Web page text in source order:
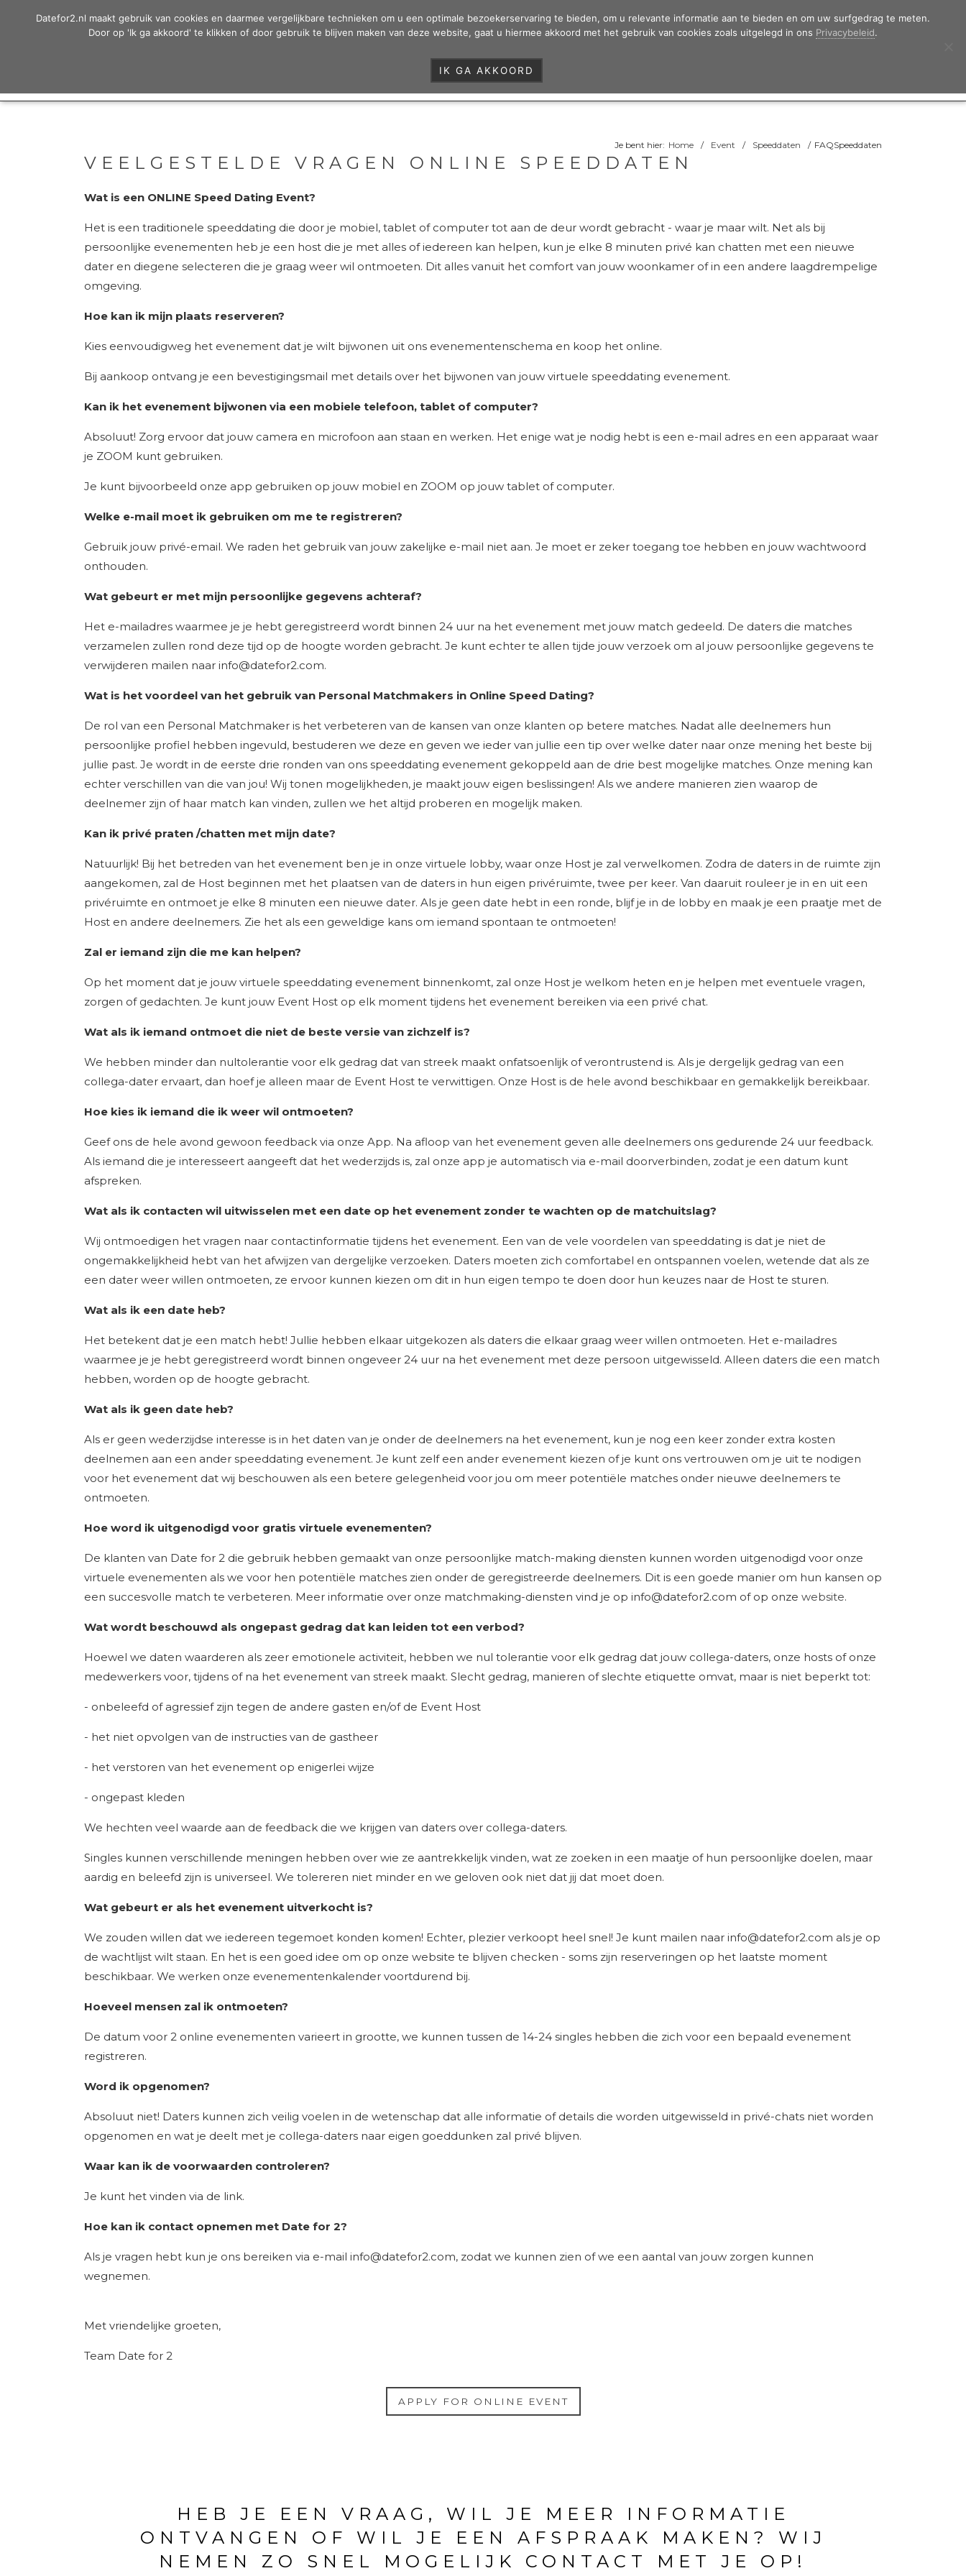
HEADER
RECHTS
VOOR WIE? HOE HET WERKT? AANMELDEN CONTACTADVERTENTIES SUCCESS VERHALEN TEST
Je bent hier: Home / Event / Speeddaten / FAQSpeeddaten
VEELGESTELDE VRAGEN ONLINE SPEEDDATEN
Wat is een ONLINE Speed Dating Event?
Het is een traditionele speeddating die door je mobiel, tablet of computer tot aan de deur wordt gebracht - waar je maar wilt. Net als bij
persoonlijke evenementen heb je een host die je met alles of iedereen kan helpen, kun je elke 8 minuten privé kan chatten met een nieuwe
dater en diegene selecteren die je graag weer wil ontmoeten. Dit alles vanuit het comfort van jouw woonkamer of in een andere laagdrempelige
omgeving.
Hoe kan ik mijn plaats reserveren?
Kies eenvoudigweg het evenement dat je wilt bijwonen uit ons evenementenschema en koop het online.
Bij aankoop ontvang je een bevestigingsmail met details over het bijwonen van jouw virtuele speeddating evenement.
Kan ik het evenement bijwonen via een mobiele telefoon, tablet of computer?
Absoluut! Zorg ervoor dat jouw camera en microfoon aan staan en werken. Het enige wat je nodig hebt is een e-mail adres en een apparaat waar
je ZOOM kunt gebruiken.
Je kunt bijvoorbeeld onze app gebruiken op jouw mobiel en ZOOM op jouw tablet of computer.
Welke e-mail moet ik gebruiken om me te registreren?
Gebruik jouw privé-email. We raden het gebruik van jouw zakelijke e-mail niet aan. Je moet er zeker toegang toe hebben en jouw wachtwoord
onthouden.
Wat gebeurt er met mijn persoonlijke gegevens achteraf?
Het e-mailadres waarmee je je hebt geregistreerd wordt binnen 24 uur na het evenement met jouw match gedeeld. De daters die matches
verzamelen zullen rond deze tijd op de hoogte worden gebracht. Je kunt echter te allen tijde jouw verzoek om al jouw persoonlijke gegevens te
verwijderen mailen naar info@datefor2.com.
Wat is het voordeel van het gebruik van Personal Matchmakers in Online Speed Dating?
De rol van een Personal Matchmaker is het verbeteren van de kansen van onze klanten op betere matches. Nadat alle deelnemers hun
persoonlijke profiel hebben ingevuld, bestuderen we deze en geven we ieder van jullie een tip over welke dater naar onze mening het beste bij
jullie past. Je wordt in de eerste drie ronden van ons speeddating evenement gekoppeld aan de drie best mogelijke matches. Onze mening kan
echter verschillen van die van jou! Wij tonen mogelijkheden, je maakt jouw eigen beslissingen! Als we andere manieren zien waarop de
deelnemer zijn of haar match kan vinden, zullen we het altijd proberen en mogelijk maken.
Kan ik privé praten /chatten met mijn date?
Natuurlijk! Bij het betreden van het evenement ben je in onze virtuele lobby, waar onze Host je zal verwelkomen. Zodra de daters in de ruimte zijn
aangekomen, zal de Host beginnen met het plaatsen van de daters in hun eigen privéruimte, twee per keer. Van daaruit rouleer je in en uit een
privéruimte en ontmoet je elke 8 minuten een nieuwe dater. Als je geen date hebt in een ronde, blijf je in de lobby en maak je een praatje met de
Host en andere deelnemers. Zie het als een geweldige kans om iemand spontaan te ontmoeten!
Zal er iemand zijn die me kan helpen?
Op het moment dat je jouw virtuele speeddating evenement binnenkomt, zal onze Host je welkom heten en je helpen met eventuele vragen,
zorgen of gedachten. Je kunt jouw Event Host op elk moment tijdens het evenement bereiken via een privé chat.
Wat als ik iemand ontmoet die niet de beste versie van zichzelf is?
We hebben minder dan nultolerantie voor elk gedrag dat van streek maakt onfatsoenlijk of verontrustend is. Als je dergelijk gedrag van een
collega-dater ervaart, dan hoef je alleen maar de Event Host te verwittigen. Onze Host is de hele avond beschikbaar en gemakkelijk bereikbaar.
Hoe kies ik iemand die ik weer wil ontmoeten?
Geef ons de hele avond gewoon feedback via onze App. Na afloop van het evenement geven alle deelnemers ons gedurende 24 uur feedback.
Als iemand die je interesseert aangeeft dat het wederzijds is, zal onze app je automatisch via e-mail doorverbinden, zodat je een datum kunt
afspreken.
Wat als ik contacten wil uitwisselen met een date op het evenement zonder te wachten op de matchuitslag?
Wij ontmoedigen het vragen naar contactinformatie tijdens het evenement. Een van de vele voordelen van speeddating is dat je niet de
ongemakkelijkheid hebt van het afwijzen van dergelijke verzoeken. Daters moeten zich comfortabel en ontspannen voelen, wetende dat als ze
een dater weer willen ontmoeten, ze ervoor kunnen kiezen om dit in hun eigen tempo te doen door hun keuzes naar de Host te sturen.
Wat als ik een date heb?
Het betekent dat je een match hebt! Jullie hebben elkaar uitgekozen als daters die elkaar graag weer willen ontmoeten. Het e-mailadres
waarmee je je hebt geregistreerd wordt binnen ongeveer 24 uur na het evenement met deze persoon uitgewisseld. Alleen daters die een match
hebben, worden op de hoogte gebracht.
Wat als ik geen date heb?
Als er geen wederzijdse interesse is in het daten van je onder de deelnemers na het evenement, kun je nog een keer zonder extra kosten
deelnemen aan een ander speeddating evenement. Je kunt zelf een ander evenement kiezen of je kunt ons vertrouwen om je uit te nodigen
voor het evenement dat wij beschouwen als een betere gelegenheid voor jou om meer potentiële matches onder nieuwe deelnemers te
ontmoeten.
Hoe word ik uitgenodigd voor gratis virtuele evenementen?
De klanten van Date for 2 die gebruik hebben gemaakt van onze persoonlijke match-making diensten kunnen worden uitgenodigd voor onze
virtuele evenementen als we voor hen potentiële matches zien onder de geregistreerde deelnemers. Dit is een goede manier om hun kansen op
een succesvolle match te verbeteren. Meer informatie over onze matchmaking-diensten vind je op info@datefor2.com of op onze website.
Wat wordt beschouwd als ongepast gedrag dat kan leiden tot een verbod?
Hoewel we daten waarderen als zeer emotionele activiteit, hebben we nul tolerantie voor elk gedrag dat jouw collega-daters, onze hosts of onze
medewerkers voor, tijdens of na het evenement van streek maakt. Slecht gedrag, manieren of slechte etiquette omvat, maar is niet beperkt tot:
- onbeleefd of agressief zijn tegen de andere gasten en/of de Event Host
- het niet opvolgen van de instructies van de gastheer
- het verstoren van het evenement op enigerlei wijze
- ongepast kleden
We hechten veel waarde aan de feedback die we krijgen van daters over collega-daters.
Singles kunnen verschillende meningen hebben over wie ze aantrekkelijk vinden, wat ze zoeken in een maatje of hun persoonlijke doelen, maar
aardig en beleefd zijn is universeel. We tolereren niet minder en we geloven ook niet dat jij dat moet doen.
Wat gebeurt er als het evenement uitverkocht is?
We zouden willen dat we iedereen tegemoet konden komen! Echter, plezier verkoopt heel snel! Je kunt mailen naar info@datefor2.com als je op
de wachtlijst wilt staan. En het is een goed idee om op onze website te blijven checken - soms zijn reserveringen op het laatste moment
beschikbaar. We werken onze evenementenkalender voortdurend bij.
Hoeveel mensen zal ik ontmoeten?
De datum voor 2 online evenementen varieert in grootte, we kunnen tussen de 14-24 singles hebben die zich voor een bepaald evenement
registreren.
Word ik opgenomen?
Absoluut niet! Daters kunnen zich veilig voelen in de wetenschap dat alle informatie of details die worden uitgewisseld in privé-chats niet worden
opgenomen en wat je deelt met je collega-daters naar eigen goeddunken zal privé blijven.
Waar kan ik de voorwaarden controleren?
Je kunt het vinden via de link.
Hoe kan ik contact opnemen met Date for 2?
Als je vragen hebt kun je ons bereiken via e-mail info@datefor2.com, zodat we kunnen zien of we een aantal van jouw zorgen kunnen
wegnemen.
Met vriendelijke groeten,
Team Date for 2
APPLY FOR ONLINE EVENT
HEB JE EEN VRAAG, WIL JE MEER INFORMATIE
ONTVANGEN OF WIL JE EEN AFSPRAAK MAKEN? WIJ
NEMEN ZO SNEL MOGELIJK CONTACT MET JE OP!
Datefor2.nl maakt gebruik van cookies en daarmee vergelijkbare technieken om u een optimale bezoekerservaring te bieden, om u relevante informatie aan te bieden en om uw surfgedrag te meten.
Door op 'Ik ga akkoord' te klikken of door gebruik te blijven maken van deze website, gaat u hiermee akkoord met het gebruik van cookies zoals uitgelegd in ons Privacybeleid.
IK GA AKKOORD